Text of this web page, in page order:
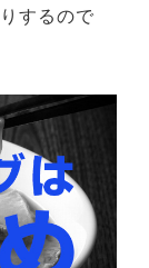
するので